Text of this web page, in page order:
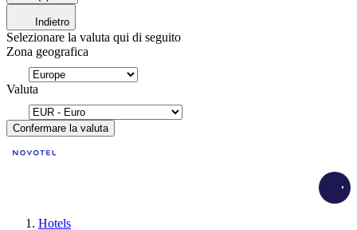
Indietro
Selezionare la valuta qui di seguito
Zona geografica
Valuta
Confermare la valuta
Hotels